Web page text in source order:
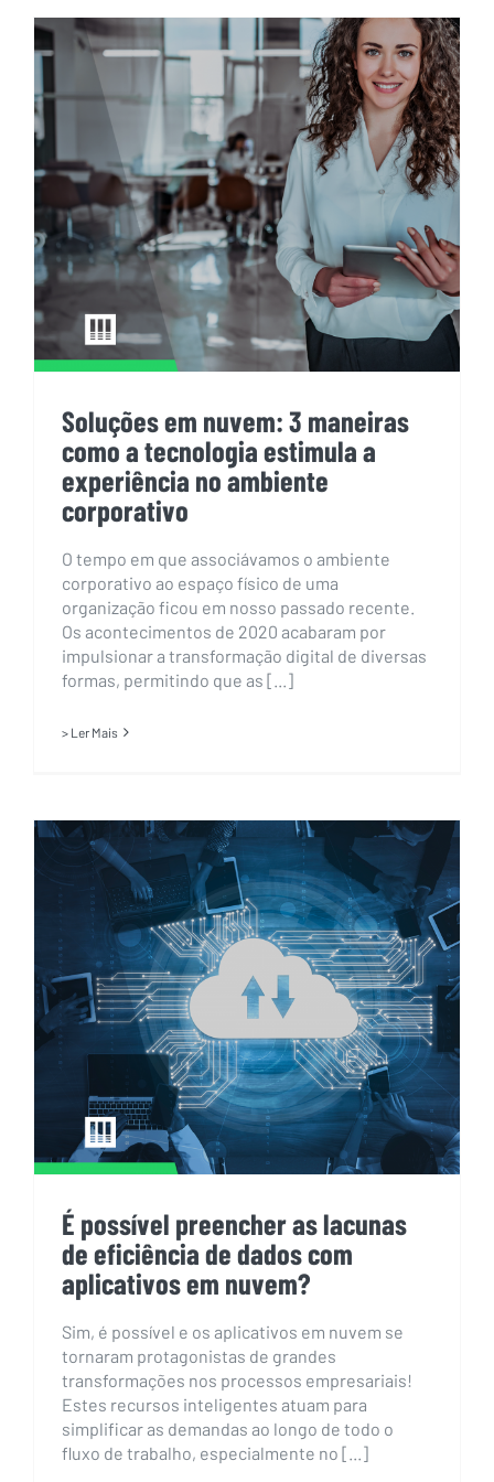
Soluções em nuvem: 3 maneiras
como a tecnologia estimula a
experiência no ambiente
corporativo
Soluções em nuvem: 3 maneiras
como a tecnologia estimula a
experiência no ambiente
corporativo
O tempo em que associávamos o ambiente
corporativo ao espaço físico de uma
organização ficou em nosso passado recente.
Os acontecimentos de 2020 acabaram por
impulsionar a transformação digital de diversas
formas, permitindo que as [...]
> Ler Mais
É possível preencher as lacunas
de eficiência de dados com
aplicativos em nuvem?
É possível preencher as lacunas
de eficiência de dados com
aplicativos em nuvem?
Sim, é possível e os aplicativos em nuvem se
tornaram protagonistas de grandes
transformações nos processos empresariais!
Estes recursos inteligentes atuam para
simplificar as demandas ao longo de todo o
fluxo de trabalho, especialmente no [...]